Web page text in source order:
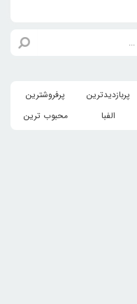
پربازدیدترین
پرفروشترین
الفبا محبوب ترین